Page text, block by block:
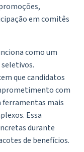
em comitês
como um
que candidatos
com
ferramentas mais
Essa
durante
de benefícios.